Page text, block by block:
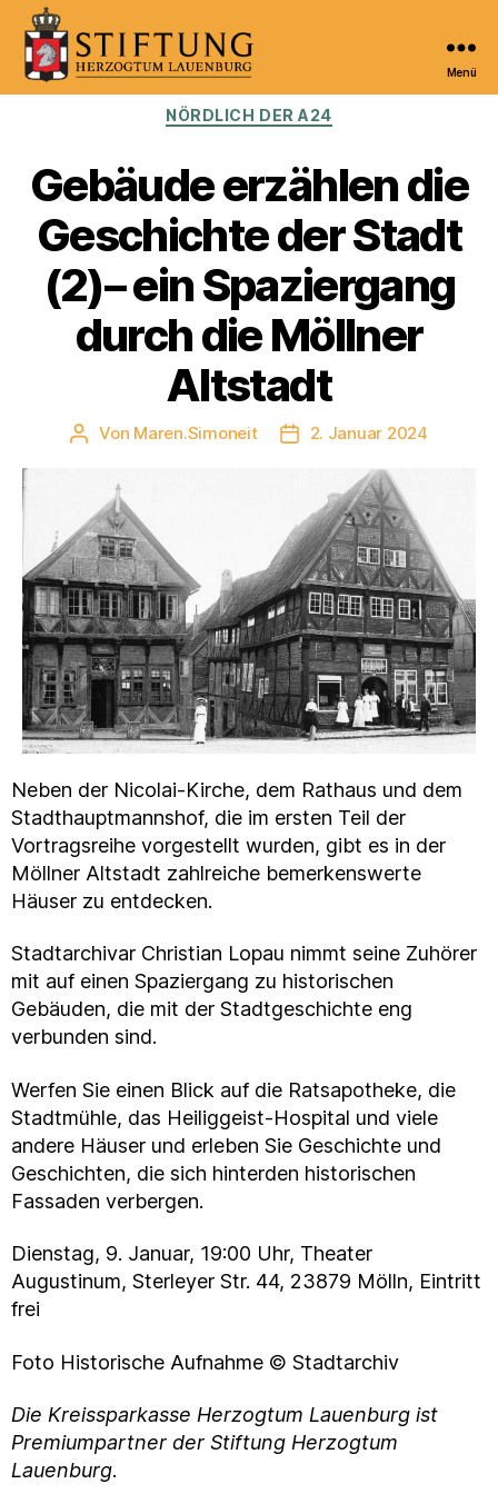
Kulturportal
Herzogtum
Lauenburg
Menü
Kategorien
NÖRDLICH DER A24
Gebäude erzählen die
Geschichte der Stadt
(2)– ein Spaziergang
durch die Möllner
Altstadt
Beitragsautor
Von Maren.Simoneit Veröffentlichungsdatum
2. Januar 2024
Neben der Nicolai-Kirche, dem Rathaus und dem
Stadthauptmannshof, die im ersten Teil der
Vortragsreihe vorgestellt wurden, gibt es in der
Möllner Altstadt zahlreiche bemerkenswerte
Häuser zu entdecken.
Stadtarchivar Christian Lopau nimmt seine Zuhörer
mit auf einen Spaziergang zu historischen
Gebäuden, die mit der Stadtgeschichte eng
verbunden sind.
Werfen Sie einen Blick auf die Ratsapotheke, die
Stadtmühle, das Heiliggeist-Hospital und viele
andere Häuser und erleben Sie Geschichte und
Geschichten, die sich hinterden historischen
Fassaden verbergen.
Dienstag, 9. Januar, 19:00 Uhr, Theater
Augustinum, Sterleyer Str. 44, 23879 Mölln, Eintritt
frei
Foto Historische Aufnahme © Stadtarchiv
Die Kreissparkasse Herzogtum Lauenburg ist
Premiumpartner der Stiftung Herzogtum
Lauenburg.